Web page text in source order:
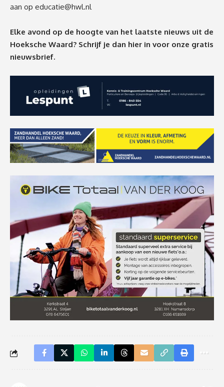
aan op educatie@hwl.nl
Elke avond op de hoogte van het laatste nieuws uit de
Hoeksche Waard? Schrijf je dan hier in voor onze gratis
nieuwsbrief.